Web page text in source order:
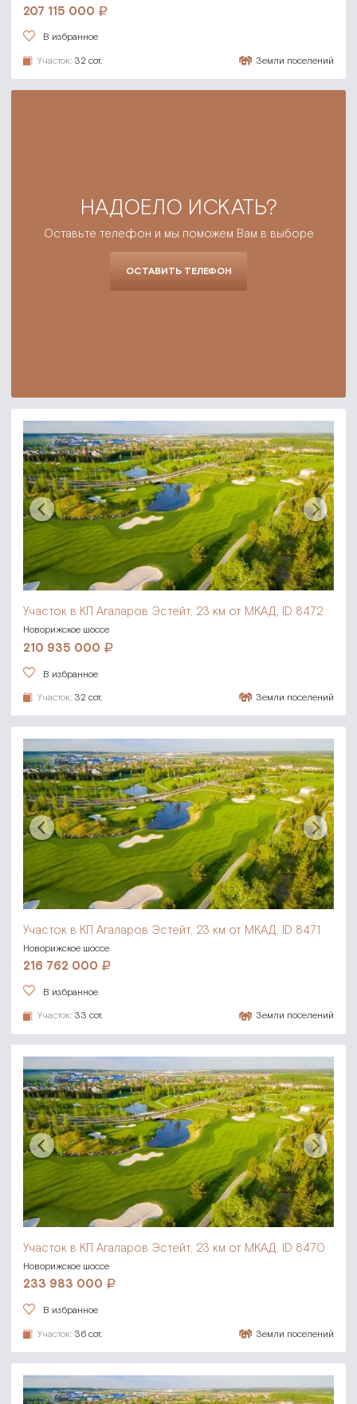
207 115 000
В избранное
Участок: 32 сот. Земли поселений
НАДОЕЛО ИСКАТЬ?
Оставьте телефон и мы поможем Вам в выборе
ОСТАВИТЬ ТЕЛЕФОН
Участок в КП Агаларов Эстейт, 23 км от МКАД, ID 8472
Новорижское шоссе
210 935 000
В избранное
Участок: 32 сот. Земли поселений
Участок в КП Агаларов Эстейт, 23 км от МКАД, ID 8471
Новорижское шоссе
216 762 000
В избранное
Участок: 33 сот. Земли поселений
Участок в КП Агаларов Эстейт, 23 км от МКАД, ID 8470
Новорижское шоссе
233 983 000
В избранное
Участок: 36 сот. Земли поселений